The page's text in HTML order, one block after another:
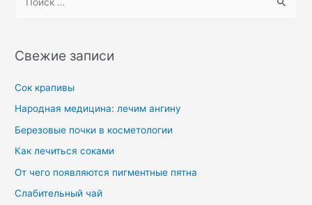
Свежие записи
Сок крапивы
Народная медицина: лечим ангину
Березовые почки в косметологии
Как лечиться соками
От чего появляются пигментные пятна
Слабительный чай